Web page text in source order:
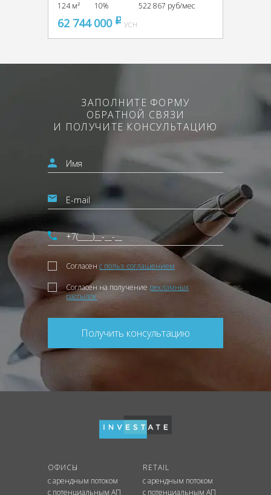
124 м² 10% 522 867 руб/мес
62 744 000 pуб
УСН
ЗАПОЛНИТЕ ФОРМУ
ОБРАТНОЙ СВЯЗИ
И ПОЛУЧИТЕ КОНСУЛЬТАЦИЮ
Согласен с польз. соглашением
Согласен на получение рекламных
рассылок
Получить консультацию
ОФИСЫ
с арендным потоком
с потенциальным АП
RETAIL
с арендным потоком
с потенциальным АП